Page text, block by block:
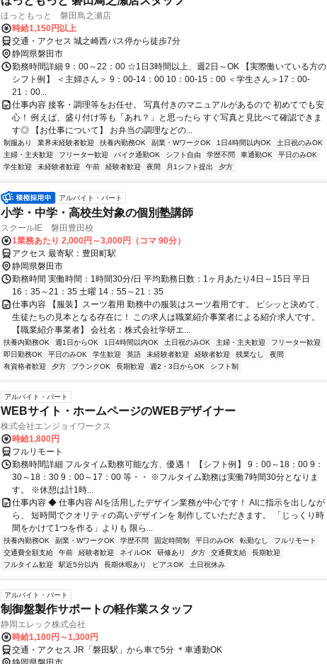
ほっともっと 磐田鳥之瀬店
時給1,150円以上
交通・アクセス 城之崎西バス停から徒歩7分
静岡県磐田市
勤務時間詳細 9：00～22：00 ☆1日3時間以上、週2日～OK 【実際働いている方の
シフト例】 ＜主婦さん＞ 9：00‐14：00 10：00‐15：00 ＜学生さん＞17：00‐
21：00...
仕事内容 接客・調理等をお任せ。 写真付きのマニュアルがあるので 初めてでも安
心！ 例えば、盛り付け等も「あれ？」と思ったら すぐ写真と見比べて確認できま
す◎ 【お仕事について】 お弁当の調理などの...
制服あり 業界未経験者歓迎 扶養内勤務OK 副業・WワークOK 1日4時間以内OK
土日祝のみOK
主婦・主夫歓迎
フリーター歓迎 バイク通勤OK シフト自由 学歴不問 車通勤OK
平日のみOK
学生歓迎
未経験者歓迎 午前 経験者歓迎 夜間 月1シフト提出 夕方
アルバイト・パート
小学・中学・高校生対象の個別塾講師
スクールIE 磐田豊田校
1業務あたり 2,000円～3,000円（コマ 90分）
アクセス 最寄駅：豊田町駅
静岡県磐田市
勤務時間 実働時間：1時間30分/日 平均勤務日数：1ヶ月あたり4日～15日 平日
16：35～21：35 土曜 14：55～21：35
仕事内容 【服装】スーツ着用 勤務中の服装はスーツ着用です。 ビシッと決めて、
生徒たちの見本となる存在に！ この求人は職業紹介事業者による紹介求人です。
【職業紹介事業者】 会社名：株式会社学研エ...
扶養内勤務OK 週1日からOK 1日4時間以内OK 土日祝のみOK 主婦・主夫歓迎
フリーター歓迎
即日勤務OK
平日のみOK 学生歓迎 英語 未経験者歓迎 経験者歓迎 残業なし
夜間
有資格者歓迎
夕方 ブランクOK 長期歓迎 週2・3日からOK シフト制
アルバイト・パート
WEBサイト・ホームページのWEBデザイナー
株式会社エンジョイワークス
時給1,800円
フルリモート
勤務時間詳細 フルタイム勤務可能な方、優遇！ 【シフト例】 9：00～18：00 9：
30～18：30 9：00～17：00 等・・ ※フルタイム勤務は実働7時間30分となりま
す。 ※休憩は計1時...
仕事内容 ◆ 仕事内容 AIを活用したデザイン業務が中心です！ AIに指示を出しなが
ら、 短時間でクオリティの高いデザインを 制作していただきます。 「じっくり時
間をかけて1つを作る」よりも 限ら...
扶養内勤務OK 副業・WワークOK 学歴不問 固定時間制 平日のみOK 転勤なし
フルリモート
交通費全額支給
午前 経験者歓迎 ネイルOK 研修あり 夕方 交通費支給
長期歓迎
フルタイム歓迎
駅近5分以内 長期休暇あり ピアスOK 土日祝休み
アルバイト・パート
制御盤製作サポートの軽作業スタッフ
静岡エレック株式会社
時給1,100円～1,300円
交通・アクセス JR「磐田駅」から車で5分 ＊車通勤OK